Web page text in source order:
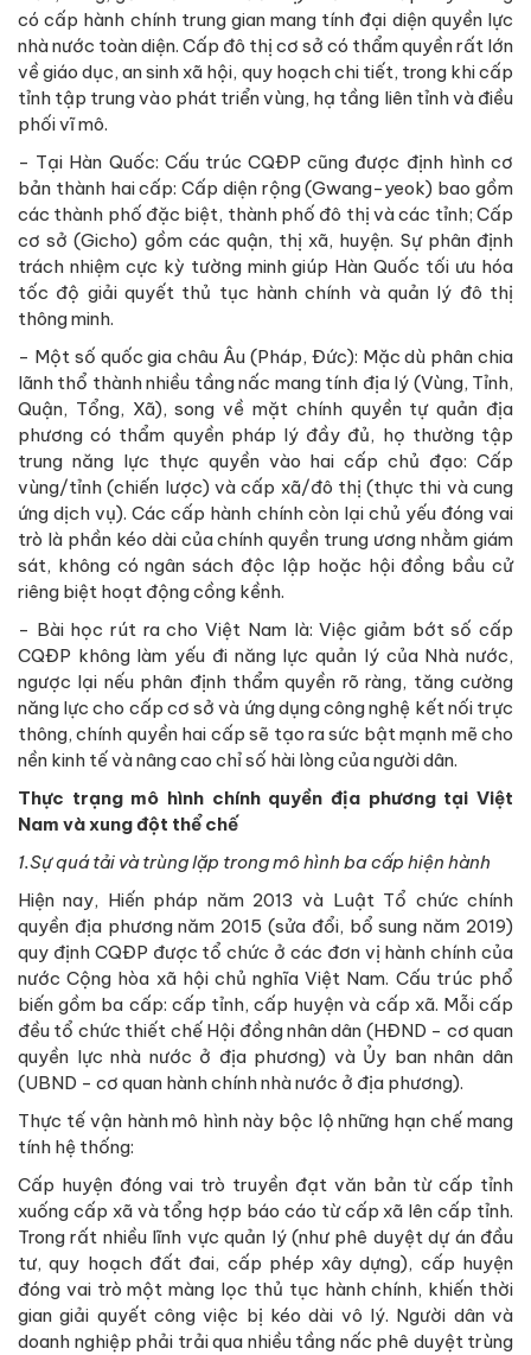
có cấp hành chính trung gian mang tính đại diện quyền lực
nhà nước toàn diện. Cấp đô thị cơ sở có thẩm quyền rất lớn
về giáo dục, an sinh xã hội, quy hoạch chi tiết, trong khi cấp
tỉnh tập trung vào phát triển vùng, hạ tầng liên tỉnh và điều
phối vĩ mô.
- Tại Hàn Quốc: Cấu trúc CQĐP cũng được định hình cơ
bản thành hai cấp: Cấp diện rộng (Gwang-yeok) bao gồm
các thành phố đặc biệt, thành phố đô thị và các tỉnh; Cấp
cơ sở (Gicho) gồm các quận, thị xã, huyện. Sự phân định
trách nhiệm cực kỳ tường minh giúp Hàn Quốc tối ưu hóa
tốc độ giải quyết thủ tục hành chính và quản lý đô thị
thông minh.
- Một số quốc gia châu Âu (Pháp, Đức): Mặc dù phân chia
lãnh thổ thành nhiều tầng nấc mang tính địa lý (Vùng, Tỉnh,
Quận, Tổng, Xã), song về mặt chính quyền tự quản địa
phương có thẩm quyền pháp lý đầy đủ, họ thường tập
trung năng lực thực quyền vào hai cấp chủ đạo: Cấp
vùng/tỉnh (chiến lược) và cấp xã/đô thị (thực thi và cung
ứng dịch vụ). Các cấp hành chính còn lại chủ yếu đóng vai
trò là phần kéo dài của chính quyền trung ương nhằm giám
sát, không có ngân sách độc lập hoặc hội đồng bầu cử
riêng biệt hoạt động cồng kềnh.
- Bài học rút ra cho Việt Nam là: Việc giảm bớt số cấp
CQĐP không làm yếu đi năng lực quản lý của Nhà nước,
ngược lại nếu phân định thẩm quyền rõ ràng, tăng cường
năng lực cho cấp cơ sở và ứng dụng công nghệ kết nối trực
thông, chính quyền hai cấp sẽ tạo ra sức bật mạnh mẽ cho
nền kinh tế và nâng cao chỉ số hài lòng của người dân.
Thực trạng mô hình chính quyền địa phương tại Việt
Nam và xung đột thể chế
1.Sự quá tải và trùng lặp trong mô hình ba cấp hiện hành
Hiện nay, Hiến pháp năm 2013 và Luật Tổ chức chính
quyền địa phương năm 2015 (sửa đổi, bổ sung năm 2019)
quy định CQĐP được tổ chức ở các đơn vị hành chính của
nước Cộng hòa xã hội chủ nghĩa Việt Nam. Cấu trúc phổ
biến gồm ba cấp: cấp tỉnh, cấp huyện và cấp xã. Mỗi cấp
đều tổ chức thiết chế Hội đồng nhân dân (HĐND - cơ quan
quyền lực nhà nước ở địa phương) và Ủy ban nhân dân
(UBND - cơ quan hành chính nhà nước ở địa phương).
Thực tế vận hành mô hình này bộc lộ những hạn chế mang
tính hệ thống:
Cấp huyện đóng vai trò truyền đạt văn bản từ cấp tỉnh
xuống cấp xã và tổng hợp báo cáo từ cấp xã lên cấp tỉnh.
Trong rất nhiều lĩnh vực quản lý (như phê duyệt dự án đầu
tư, quy hoạch đất đai, cấp phép xây dựng), cấp huyện
đóng vai trò một màng lọc thủ tục hành chính, khiến thời
gian giải quyết công việc bị kéo dài vô lý. Người dân và
doanh nghiệp phải trải qua nhiều tầng nấc phê duyệt trùng